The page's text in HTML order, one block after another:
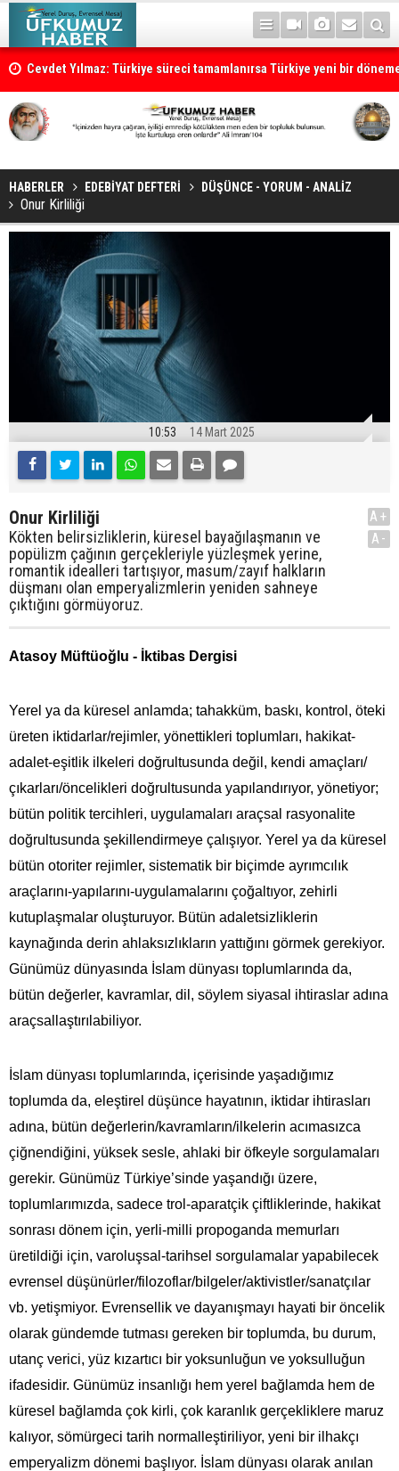
Cevdet Yılmaz: Türkiye süreci tamamlanırsa Türkiye yeni bir
HABERLER EDEBİYAT DEFTERİ DÜŞÜNCE - YORUM - ANALİZ
Onur Kirliliği
10:53 14 Mart 2025
Onur Kirliliği
Kökten belirsizliklerin, küresel bayağılaşmanın ve
popülizm çağının gerçekleriyle yüzleşmek yerine,
romantik idealleri tartışıyor, masum/zayıf halkların
düşmanı olan emperyalizmlerin yeniden sahneye
çıktığını görmüyoruz.
A+
A-
Atasoy Müftüoğlu - İktibas Dergisi
Yerel ya da küresel anlamda; tahakküm, baskı, kontrol, öteki
üreten iktidarlar/rejimler, yönettikleri toplumları, hakikat-
adalet-eşitlik ilkeleri doğrultusunda değil, kendi amaçları/
çıkarları/öncelikleri doğrultusunda yapılandırıyor, yönetiyor;
bütün politik tercihleri, uygulamaları araçsal rasyonalite
doğrultusunda şekillendirmeye çalışıyor. Yerel ya da küresel
bütün otoriter rejimler, sistematik bir biçimde ayrımcılık
araçlarını-yapılarını-uygulamalarını çoğaltıyor, zehirli
kutuplaşmalar oluşturuyor. Bütün adaletsizliklerin
kaynağında derin ahlaksızlıkların yattığını görmek gerekiyor.
Günümüz dünyasında İslam dünyası toplumlarında da,
bütün değerler, kavramlar, dil, söylem siyasal ihtiraslar adına
araçsallaştırılabiliyor.
İslam dünyası toplumlarında, içerisinde yaşadığımız
toplumda da, eleştirel düşünce hayatının, iktidar ihtirasları
adına, bütün değerlerin/kavramların/ilkelerin acımasızca
çiğnendiğini, yüksek sesle, ahlaki bir öfkeyle sorgulamaları
gerekir. Günümüz Türkiye’sinde yaşandığı üzere,
toplumlarımızda, sadece trol-aparatçik çiftliklerinde, hakikat
sonrası dönem için, yerli-milli propoganda memurları
üretildiği için, varoluşsal-tarihsel sorgulamalar yapabilecek
evrensel düşünürler/filozoflar/bilgeler/aktivistler/sanatçılar
vb. yetişmiyor. Evrensellik ve dayanışmayı hayati bir öncelik
olarak gündemde tutması gereken bir toplumda, bu durum,
utanç verici, yüz kızartıcı bir yoksunluğun ve yoksulluğun
ifadesidir. Günümüz insanlığı hem yerel bağlamda hem de
küresel bağlamda çok kirli, çok karanlık gerçekliklere maruz
kalıyor, sömürgeci tarih normalleştiriliyor, yeni bir ilhakçı
emperyalizm dönemi başlıyor. İslam dünyası olarak anılan